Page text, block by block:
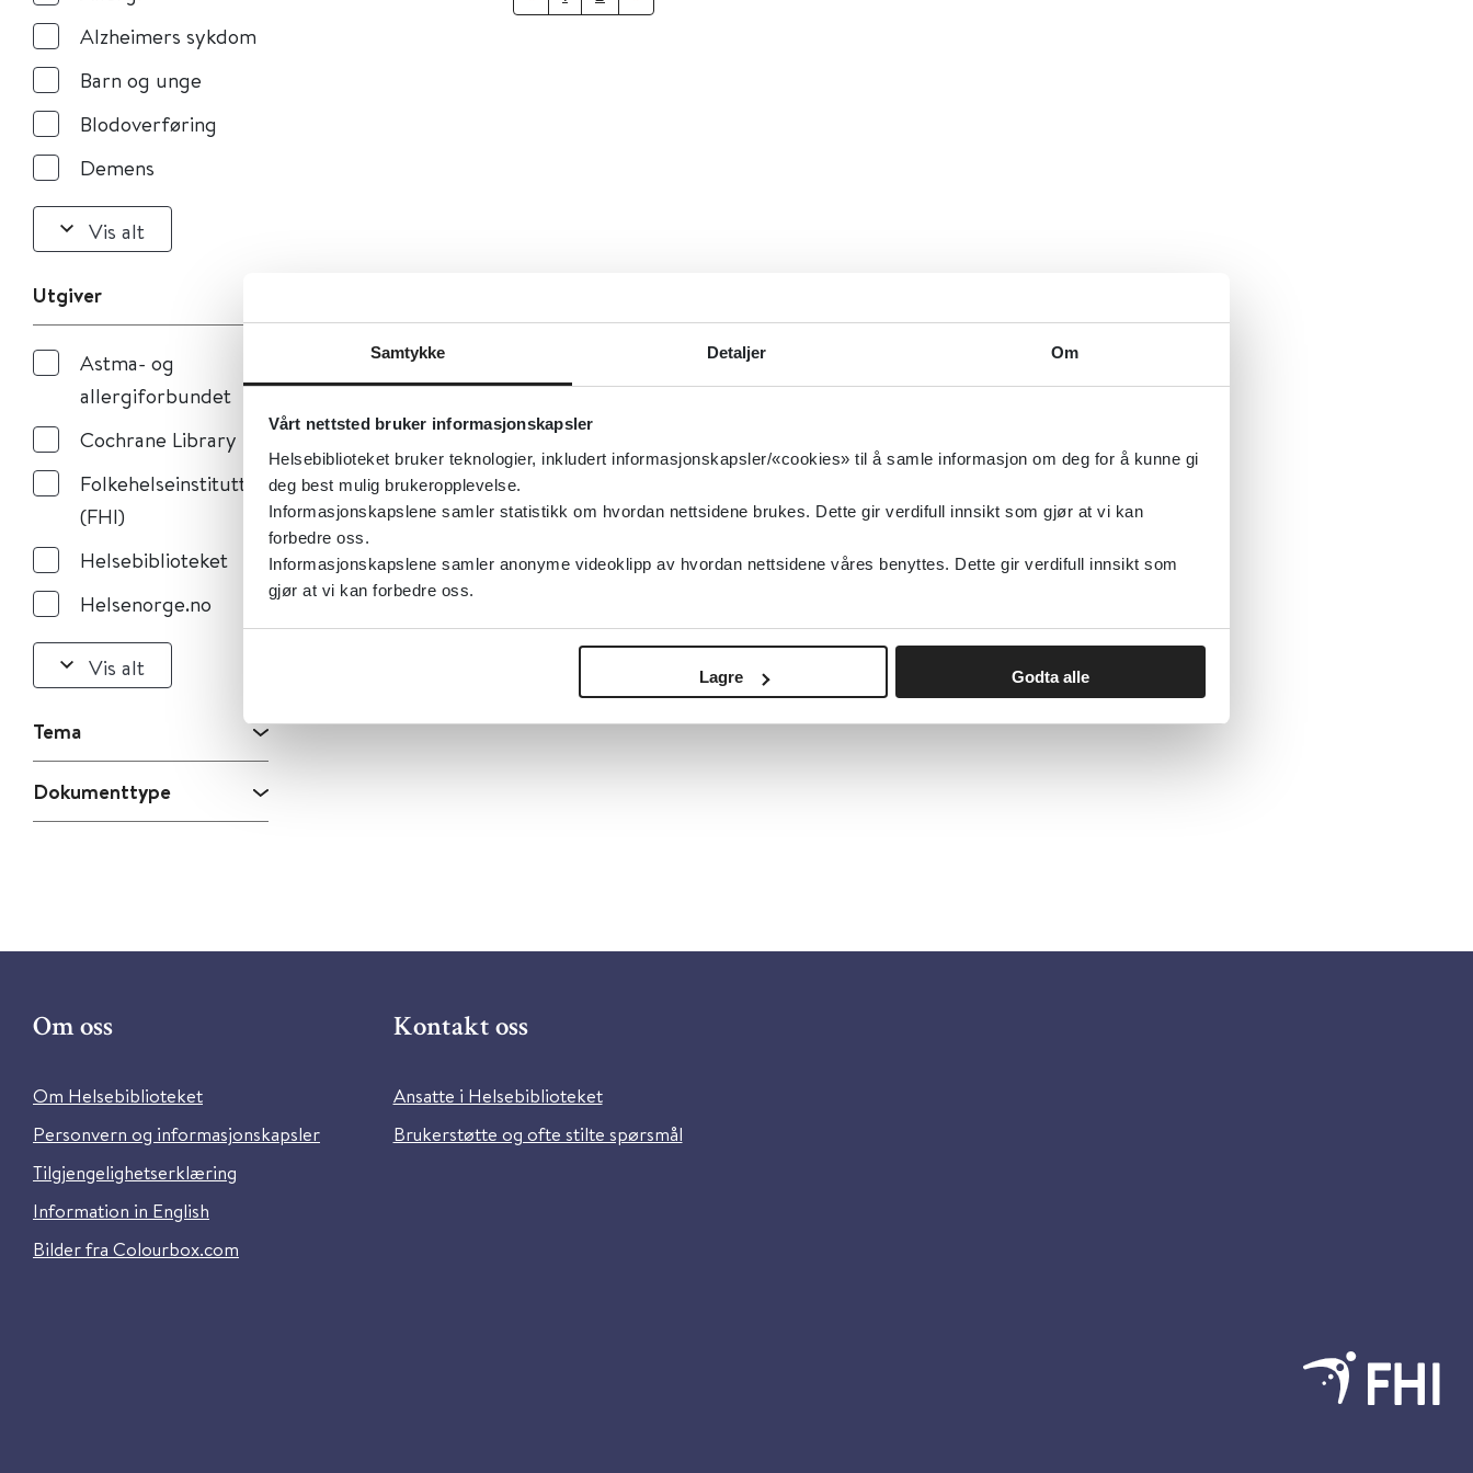
Samtykke Detaljer Om
Vårt nettsted bruker informasjonskapsler
Helsebiblioteket bruker teknologier, inkludert informasjonskapsler/«cookies» til å samle informasjon om deg for å kunne gi
deg best mulig brukeropplevelse.
Informasjonskapslene samler statistikk om hvordan nettsidene brukes. Dette gir verdifull innsikt som gjør at vi kan
forbedre oss.
Informasjonskapslene samler anonyme videoklipp av hvordan nettsidene våres benyttes. Dette gir verdifull innsikt som
gjør at vi kan forbedre oss.
Lagre Godta alle
Alzheimers sykdom
Barn og unge
Blodoverføring
Demens
Vis alt
Utgiver
Astma- og
allergiforbundet
Cochrane Library
Folkehelseinstituttet
(FHI)
Helsebiblioteket
Helsenorge.no
Vis alt
Tema
Dokumenttype
Om oss
Om Helsebiblioteket
Personvern og informasjonskapsler
Tilgjengelighetserklæring
Information in English
Bilder fra Colourbox.com
Kontakt oss
Ansatte i Helsebiblioteket
Brukerstøtte og ofte stilte spørsmål